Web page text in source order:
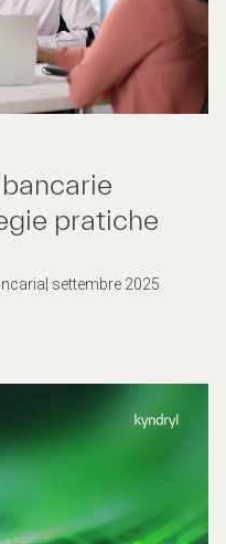
pratiche
settembre 2025